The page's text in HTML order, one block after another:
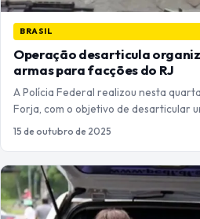
BRASIL
Operação desarticula
armas para facções do RJ
A Polícia Federal realizou nesta
Forja, com o objetivo de desarticular
15 de outubro de 2025